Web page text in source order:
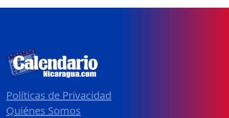
Políticas de Privacidad
Quiénes Somos